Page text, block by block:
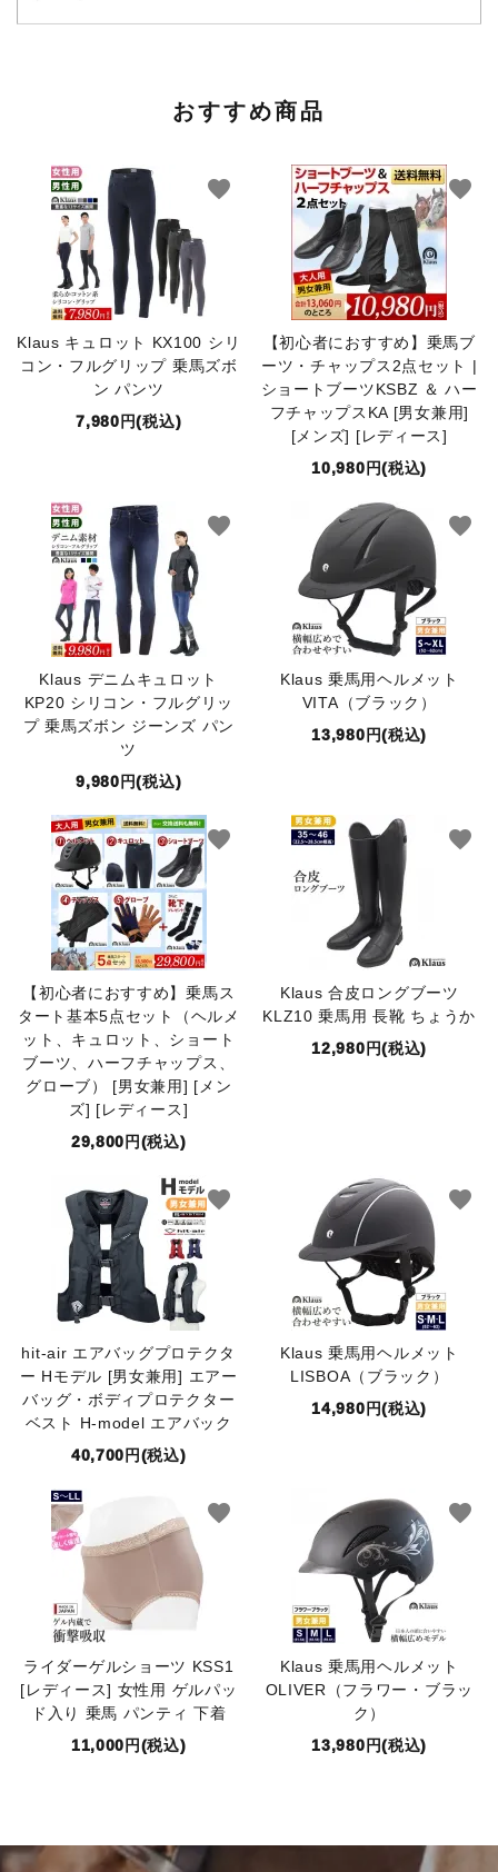
おすすめ商品
Klaus キュロット KX100 シリ
コン・フルグリップ 乗馬ズボ
ン パンツ
7,980円(税込)
favorite
【初心者におすすめ】乗馬ブ
ーツ・チャップス2点セット |
ショートブーツKSBZ ＆ ハー
フチャップスKA [男女兼用]
[メンズ] [レディース]
10,980円(税込)
favorite
Klaus デニムキュロット
KP20 シリコン・フルグリッ
プ 乗馬ズボン ジーンズ パン
ツ
9,980円(税込)
favorite
Klaus 乗馬用ヘルメット
VITA（ブラック）
13,980円(税込)
favorite
【初心者におすすめ】乗馬ス
タート基本5点セット（ヘルメ
ット、キュロット、ショート
ブーツ、ハーフチャップス、
グローブ） [男女兼用] [メン
ズ] [レディース]
29,800円(税込)
favorite
Klaus 合皮ロングブーツ
KLZ10 乗馬用 長靴 ちょうか
12,980円(税込)
favorite
hit-air エアバッグプロテクタ
ー Hモデル [男女兼用] エアー
バッグ・ボディプロテクター
ベスト H-model エアバック
40,700円(税込)
favorite
Klaus 乗馬用ヘルメット
LISBOA（ブラック）
14,980円(税込)
favorite
ライダーゲルショーツ KSS1
[レディース] 女性用 ゲルパッ
ド入り 乗馬 パンティ 下着
11,000円(税込)
favorite
Klaus 乗馬用ヘルメット
OLIVER（フラワー・ブラッ
ク）
13,980円(税込)
favorite